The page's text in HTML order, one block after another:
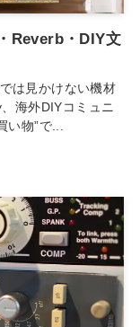
Reverb・DIY文
は見かけない機材
海外DIYコミュニ
物”で...